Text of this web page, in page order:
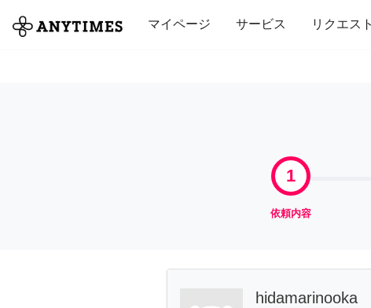
マイページ サービス リクエスト
全て 修理・組立 家事 引っ越し
1
依頼内容
hidamarinooka